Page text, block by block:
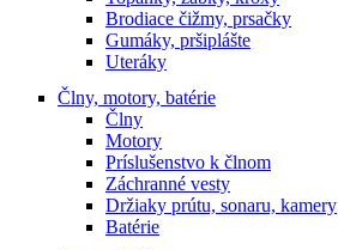
Brodiace čižmy, prsačky
Gumáky, pršiplášte
Uteráky
Člny, motory, batérie
Člny
Motory
Príslušenstvo k člnom
Záchranné vesty
Držiaky prútu, sonaru, kamery
Batérie